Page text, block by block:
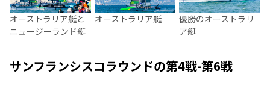
オーストラリア艇と
ニュージーランド艇
オーストラリア艇
優勝のオーストラリ
ア艇
サンフランシスコラウンドの第4戦-第6戦